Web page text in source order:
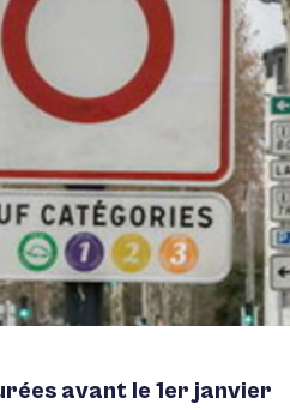
avant le 1er janvier